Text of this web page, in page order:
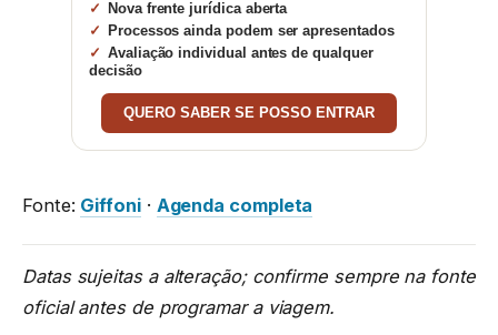
Nova frente jurídica aberta
Processos ainda podem ser apresentados
Avaliação individual antes de qualquer
decisão
QUERO SABER SE POSSO ENTRAR
Fonte: Giffoni· Agenda completa
Datas sujeitas a alteração; confirme sempre na fonte
oficial antes de programar a viagem.